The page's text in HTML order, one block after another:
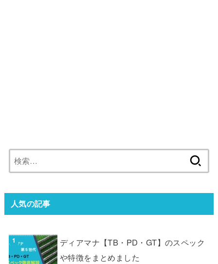
索:
人気の記事
ディアマナ【TB・PD・GT】のスペック
や特徴をまとめました